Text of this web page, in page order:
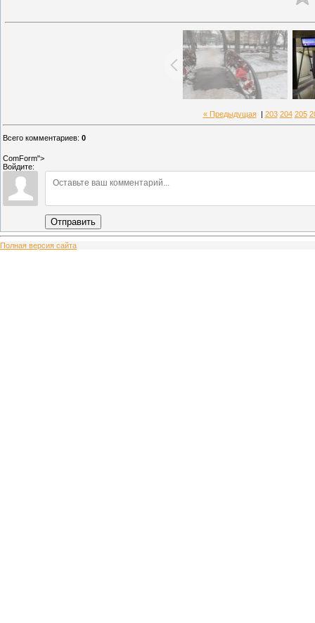
« Предыдущая| 203 204 205
Всего комментариев: 0
ComForm">
Войдите:
Отправить
Полная версия сайта